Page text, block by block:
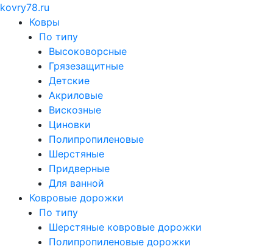
kovry78.ru
Ковры
По типу
Высоковорсные
Грязезащитные
Детские
Акриловые
Вискозные
Циновки
Полипропиленовые
Шерстяные
Придверные
Для ванной
Ковровые дорожки
По типу
Шерстяные ковровые дорожки
Полипропиленовые дорожки